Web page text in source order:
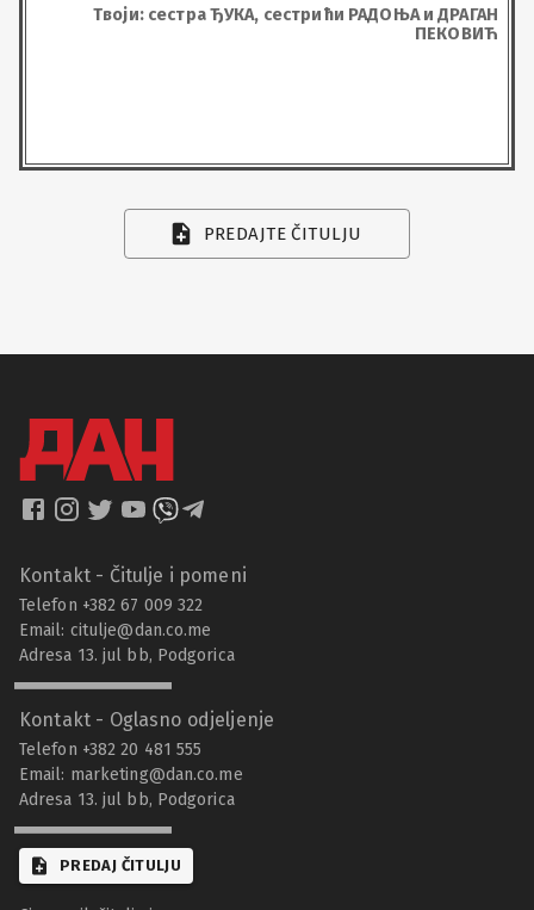
Твоји: сестра ЂУКА, сестрићи РАДОЊА и ДРАГАН
ПЕКОВИЋ
PREDAJTE ČITULJU
Kontakt - Čitulje i pomeni
Telefon +382 67 009 322
Email: citulje@dan.co.me
Adresa 13. jul bb, Podgorica
Kontakt - Oglasno odjeljenje
Telefon +382 20 481 555
Email: marketing@dan.co.me
Adresa 13. jul bb, Podgorica
PREDAJ ČITULJU